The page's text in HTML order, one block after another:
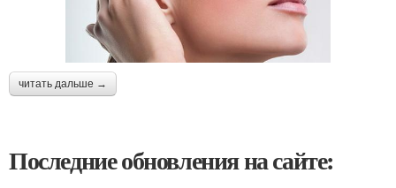
читать дальше →
Последние обновления на сайте: